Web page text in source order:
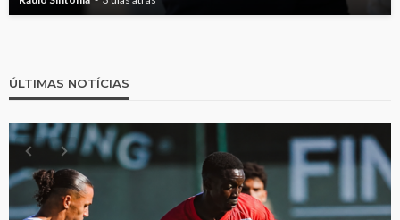
ÚLTIMAS NOTÍCIAS